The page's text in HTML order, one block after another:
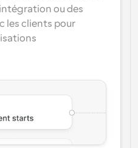
ou des
les clients pour